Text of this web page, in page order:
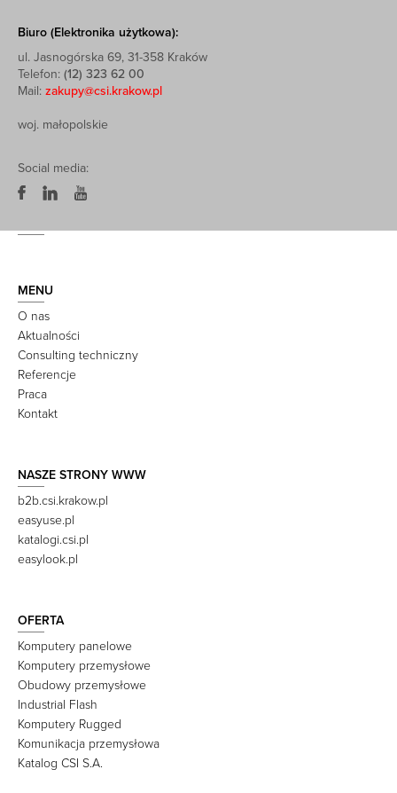
Biuro (Elektronika użytkowa):
ul. Jasnogórska 69, 31-358 Kraków
Telefon: (12) 323 62 00
Mail: zakupy@csi.krakow.pl
woj. małopolskie
Social media:
MENU
O nas
Aktualności
Consulting techniczny
Referencje
Praca
Kontakt
NASZE STRONY WWW
b2b.csi.krakow.pl
easyuse.pl
katalogi.csi.pl
easylook.pl
OFERTA
Komputery panelowe
Komputery przemysłowe
Obudowy przemysłowe
Industrial Flash
Komputery Rugged
Komunikacja przemysłowa
Katalog CSI S.A.